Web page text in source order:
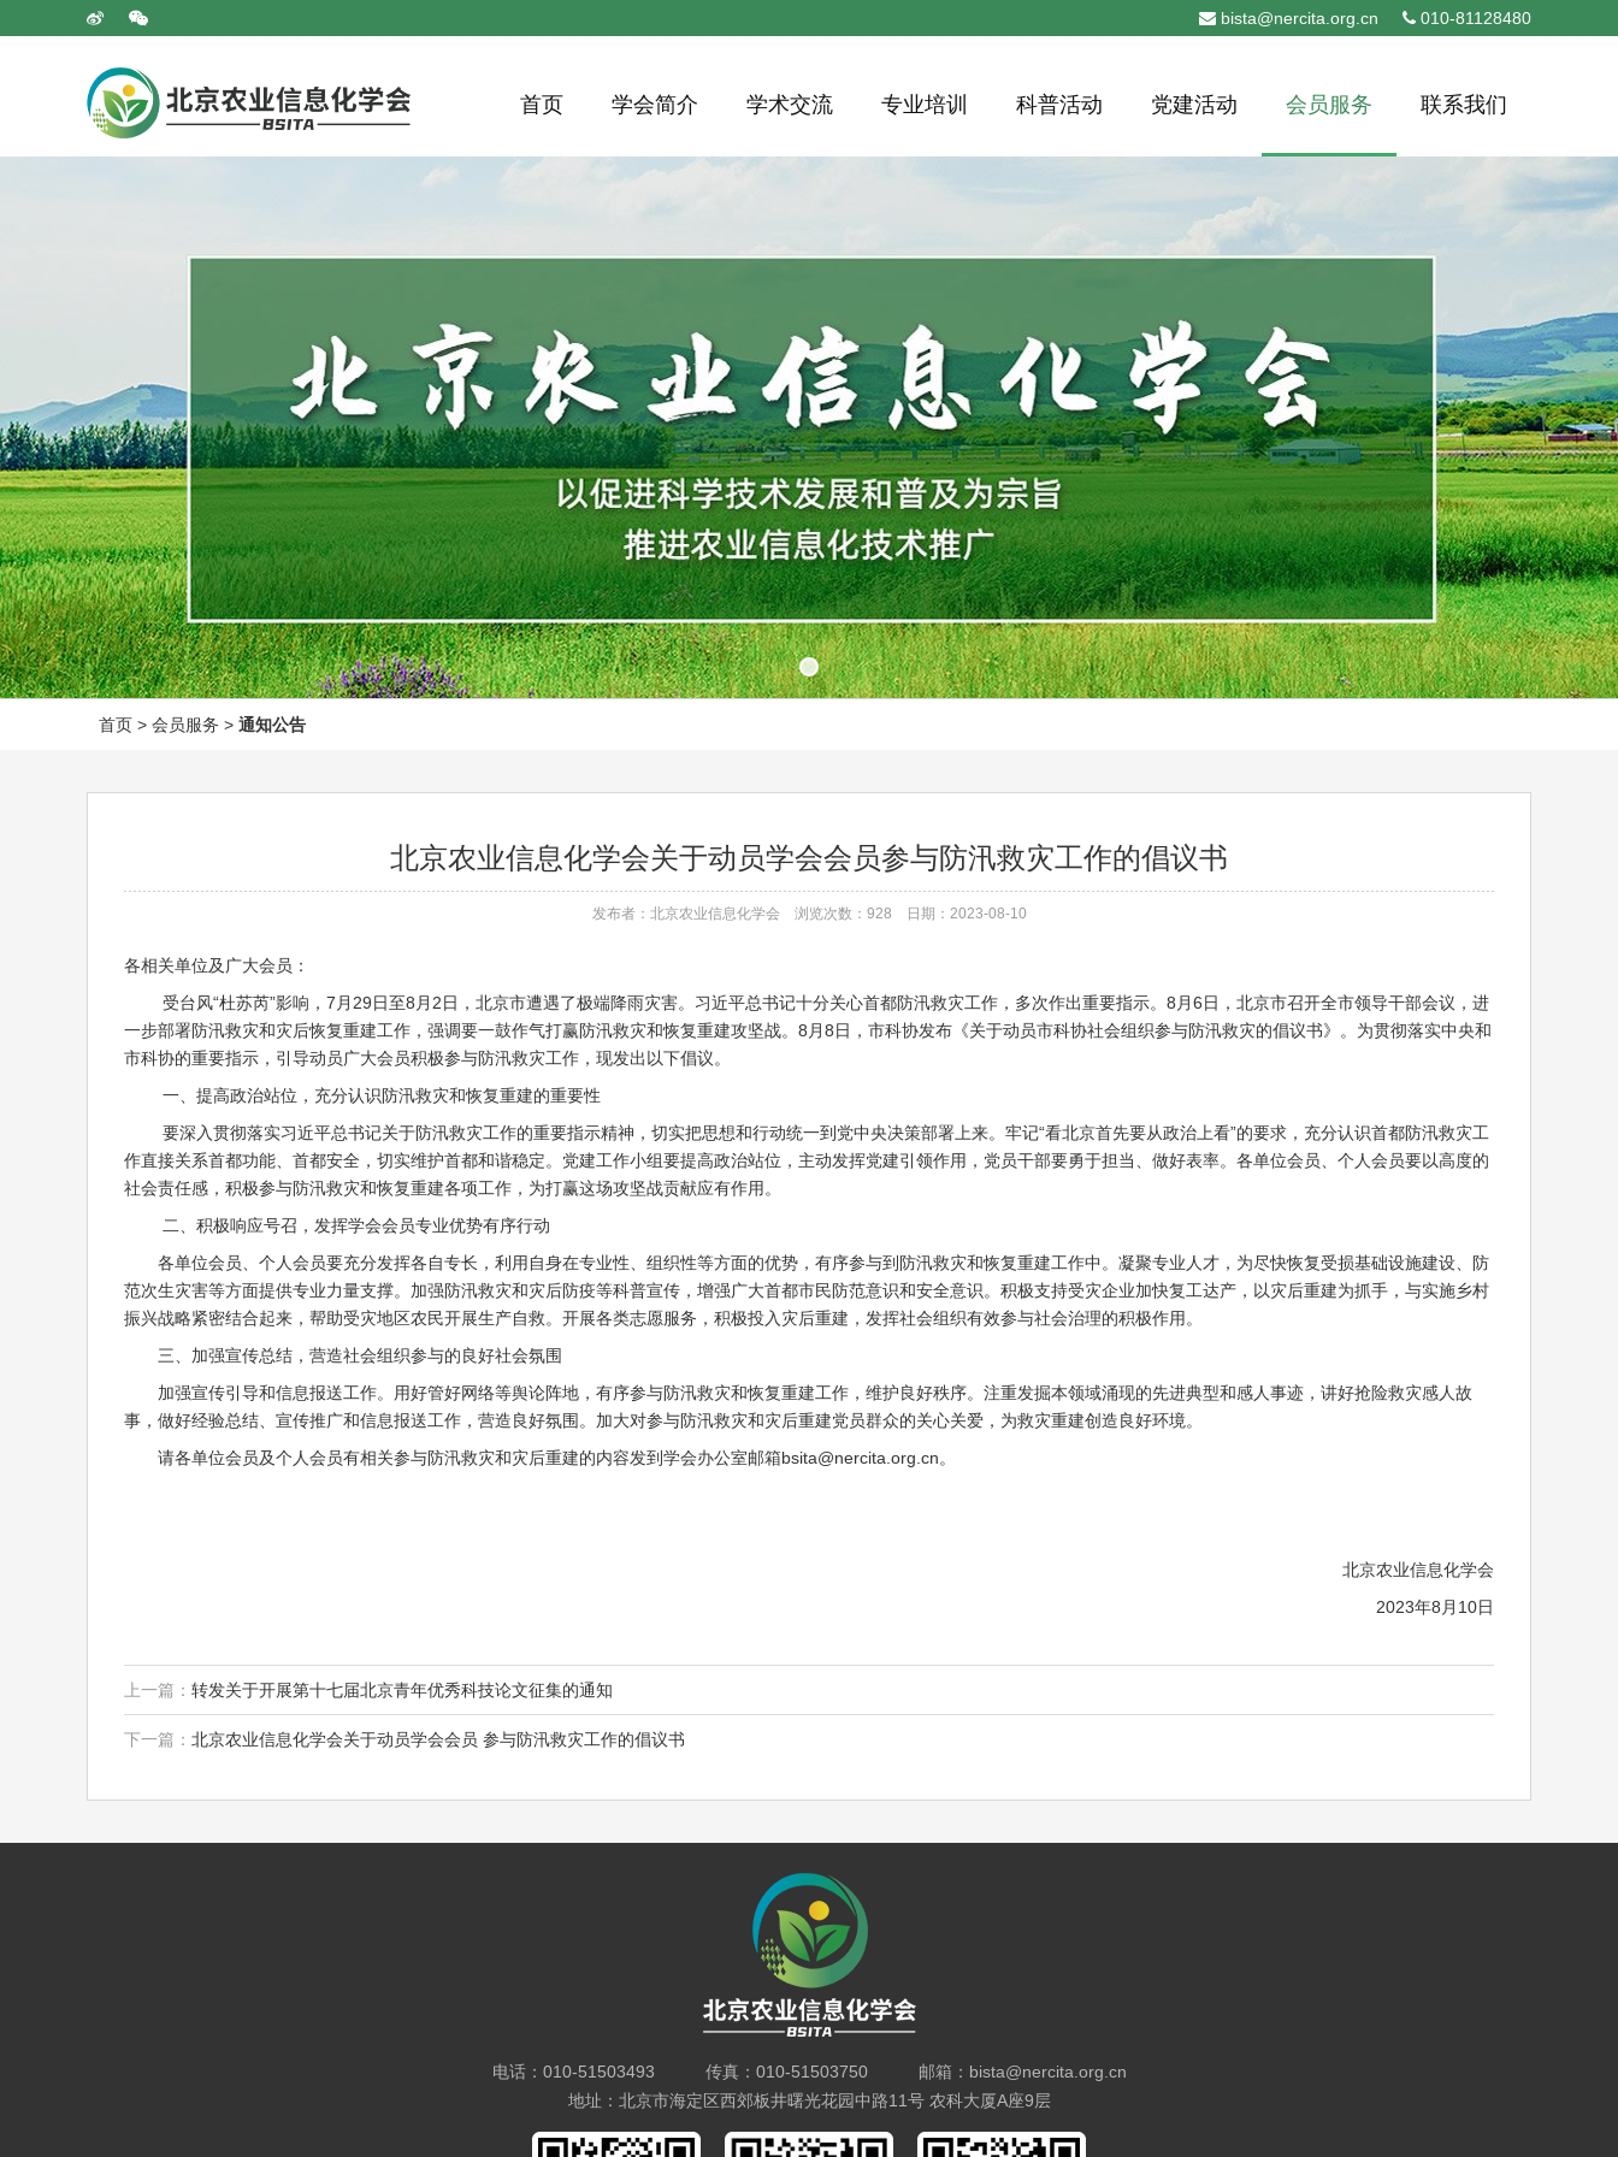
bista@nercita.org.cn 010-81128480
首页 学会简介 学术交流 专业培训 科普活动 党建活动 会员服务 联系我们
首页 > 会员服务 > 通知公告
北京农业信息化学会关于动员学会会员参与防汛救灾工作的倡议书
发布者：北京农业信息化学会 浏览次数：928 日期：2023-08-10
各相关单位及广大会员：
受台风“杜苏芮”影响，7月29日至8月2日，北京市遭遇了极端降雨灾害。习近平总书记十分关心首都防汛救灾工作，多次作出重要指示。8月6日，北京市召开全市领导干部会议，进
一步部署防汛救灾和灾后恢复重建工作，强调要一鼓作气打赢防汛救灾和恢复重建攻坚战。8月8日，市科协发布《关于动员市科协社会组织参与防汛救灾的倡议书》。为贯彻落实中央和
市科协的重要指示，引导动员广大会员积极参与防汛救灾工作，现发出以下倡议。
一、提高政治站位，充分认识防汛救灾和恢复重建的重要性
要深入贯彻落实习近平总书记关于防汛救灾工作的重要指示精神，切实把思想和行动统一到党中央决策部署上来。牢记“看北京首先要从政治上看”的要求，充分认识首都防汛救灾工
作直接关系首都功能、首都安全，切实维护首都和谐稳定。党建工作小组要提高政治站位，主动发挥党建引领作用，党员干部要勇于担当、做好表率。各单位会员、个人会员要以高度的
社会责任感，积极参与防汛救灾和恢复重建各项工作，为打赢这场攻坚战贡献应有作用。
二、积极响应号召，发挥学会会员专业优势有序行动
各单位会员、个人会员要充分发挥各自专长，利用自身在专业性、组织性等方面的优势，有序参与到防汛救灾和恢复重建工作中。凝聚专业人才，为尽快恢复受损基础设施建设、防
范次生灾害等方面提供专业力量支撑。加强防汛救灾和灾后防疫等科普宣传，增强广大首都市民防范意识和安全意识。积极支持受灾企业加快复工达产，以灾后重建为抓手，与实施乡村
振兴战略紧密结合起来，帮助受灾地区农民开展生产自救。开展各类志愿服务，积极投入灾后重建，发挥社会组织有效参与社会治理的积极作用。
三、加强宣传总结，营造社会组织参与的良好社会氛围
加强宣传引导和信息报送工作。用好管好网络等舆论阵地，有序参与防汛救灾和恢复重建工作，维护良好秩序。注重发掘本领域涌现的先进典型和感人事迹，讲好抢险救灾感人故
事，做好经验总结、宣传推广和信息报送工作，营造良好氛围。加大对参与防汛救灾和灾后重建党员群众的关心关爱，为救灾重建创造良好环境。
请各单位会员及个人会员有相关参与防汛救灾和灾后重建的内容发到学会办公室邮箱bsita@nercita.org.cn。
北京农业信息化学会
2023年8月10日
上一篇： 转发关于开展第十七届北京青年优秀科技论文征集的通知
下一篇： 北京农业信息化学会关于动员学会会员 参与防汛救灾工作的倡议书
电话：010-51503493 传真：010-51503750 邮箱：bista@nercita.org.cn
地址：北京市海定区西郊板井曙光花园中路11号 农科大厦A座9层